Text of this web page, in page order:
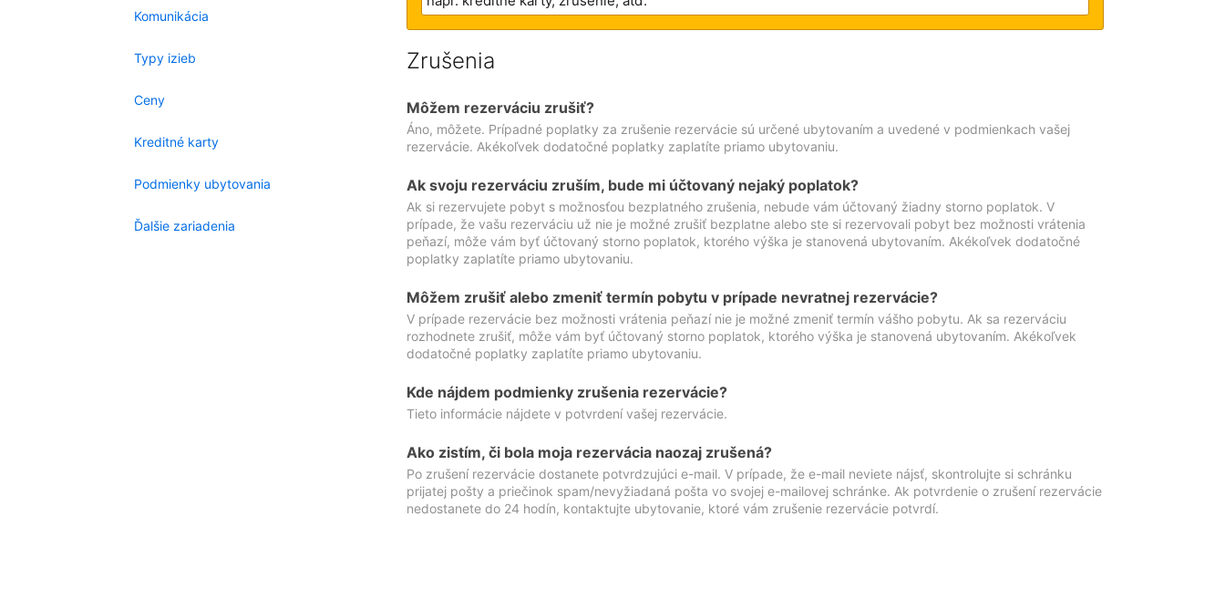
Komunikácia
Typy izieb
Ceny
Kreditné karty
Podmienky ubytovania
Ďalšie zariadenia
Zrušenia
Môžem rezerváciu zrušiť?
Áno, môžete. Prípadné poplatky za zrušenie rezervácie sú určené ubytovaním a uvedené v podmienkach vašej
rezervácie. Akékoľvek dodatočné poplatky zaplatíte priamo ubytovaniu.
Ak svoju rezerváciu zruším, bude mi účtovaný nejaký poplatok?
Ak si rezervujete pobyt s možnosťou bezplatného zrušenia, nebude vám účtovaný žiadny storno poplatok. V
prípade, že vašu rezerváciu už nie je možné zrušiť bezplatne alebo ste si rezervovali pobyt bez možnosti vrátenia
peňazí, môže vám byť účtovaný storno poplatok, ktorého výška je stanovená ubytovaním. Akékoľvek dodatočné
poplatky zaplatíte priamo ubytovaniu.
Môžem zrušiť alebo zmeniť termín pobytu v prípade nevratnej rezervácie?
V prípade rezervácie bez možnosti vrátenia peňazí nie je možné zmeniť termín vášho pobytu. Ak sa rezerváciu
rozhodnete zrušiť, môže vám byť účtovaný storno poplatok, ktorého výška je stanovená ubytovaním. Akékoľvek
dodatočné poplatky zaplatíte priamo ubytovaniu.
Kde nájdem podmienky zrušenia rezervácie?
Tieto informácie nájdete v potvrdení vašej rezervácie.
Ako zistím, či bola moja rezervácia naozaj zrušená?
Po zrušení rezervácie dostanete potvrdzujúci e-mail. V prípade, že e-mail neviete nájsť, skontrolujte si schránku
prijatej pošty a priečinok spam/nevyžiadaná pošta vo svojej e-mailovej schránke. Ak potvrdenie o zrušení rezervácie
nedostanete do 24 hodín, kontaktujte ubytovanie, ktoré vám zrušenie rezervácie potvrdí.